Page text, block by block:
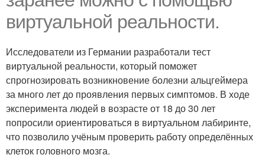
виртуальной реальности.
Исследователи из Германии разработали тест
виртуальной реальности, который поможет
спрогнозировать возникновение болезни альцгеймера
за много лет до проявления первых симптомов. В ходе
эксперимента людей в возрасте от 18 до 30 лет
попросили ориентироваться в виртуальном лабиринте,
что позволило учёным проверить работу определённых
клеток головного мозга.